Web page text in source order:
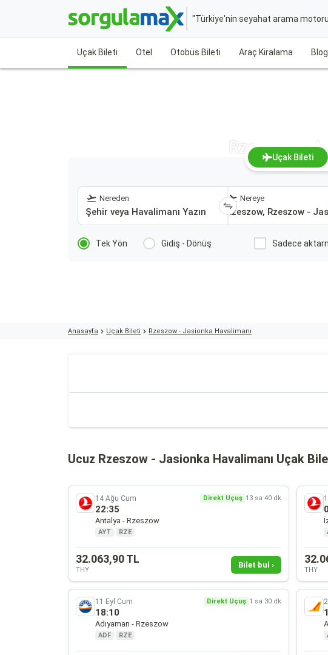
"Türkiye'nin seyahat arama
Uçak Bileti Otel Otobüs Bileti Araç Kiralama Blog
Rzeszow -
Uçak Bileti
Nereden Nereye
Tek Yön Gidiş - Dönüş Sadece
Anasayfa Uçak Bileti Rzeszow - Jasionka Havalimanı
Ucuz Rzeszow - Jasionka Havalimanı Uçak
14 Ağu Cum Direkt Uçuş 13 sa 40 dk
22:35
Antalya - Rzeszow
AYT · RZE
32.063,90 TL
THY
Bilet bul ›
THY
11 Eyl Cum Direkt Uçuş 1 sa 30 dk
18:10
Adıyaman - Rzeszow
ADF · RZE